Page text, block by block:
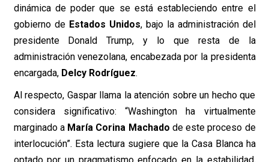
dinámica de poder que se está estableciendo entre el
gobierno de Estados Unidos, bajo la administración del
presidente Donald Trump, y lo que resta de la
administración venezolana, encabezada por la presidenta
encargada, Delcy Rodríguez.
Al respecto, Gaspar llama la atención sobre un hecho que
considera significativo: “Washington ha virtualmente
marginado a María Corina Machado de este proceso de
interlocución”. Esta lectura sugiere que la Casa Blanca ha
optado por un pragmatismo enfocado en la estabilidad,